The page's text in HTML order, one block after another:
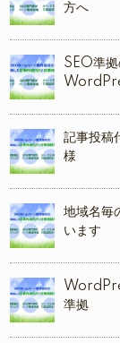
方へ
SEO準拠
記事投稿
様
地域名毎
います
準拠